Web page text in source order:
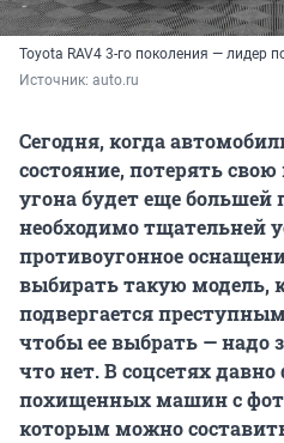
Toyota RAV4 3-го поколения — лидер
Источник: auto.ru
Сегодня, когда
состояние, потерять
угона будет еще
необходимо тщательней
противоугонное
выбирать такую модель,
подвергается
чтобы ее выбрать — надо
что нет. В соцсетях
похищенных машин с
которым можно